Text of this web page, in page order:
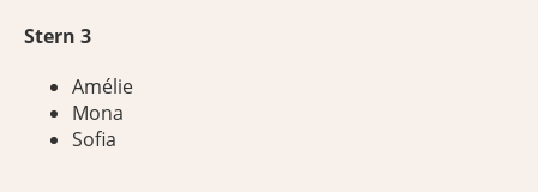
Stern 3
Amélie
Mona
Sofia